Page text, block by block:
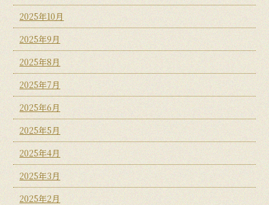
2025年10月
2025年9月
2025年8月
2025年7月
2025年6月
2025年5月
2025年4月
2025年3月
2025年2月